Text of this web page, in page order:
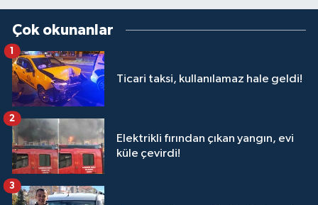
Çok okunanlar
Ticari taksi, kullanılamaz hale geldi!
1
Elektrikli fırından çıkan yangın, evi
küle çevirdi!
2
3